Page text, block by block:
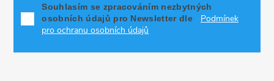
Souhlasím se zpracováním nezbytných
osobních údajů pro Newsletter dle
Podmínek
pro ochranu osobních údajů